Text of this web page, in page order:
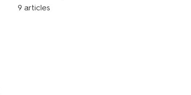
9 articles